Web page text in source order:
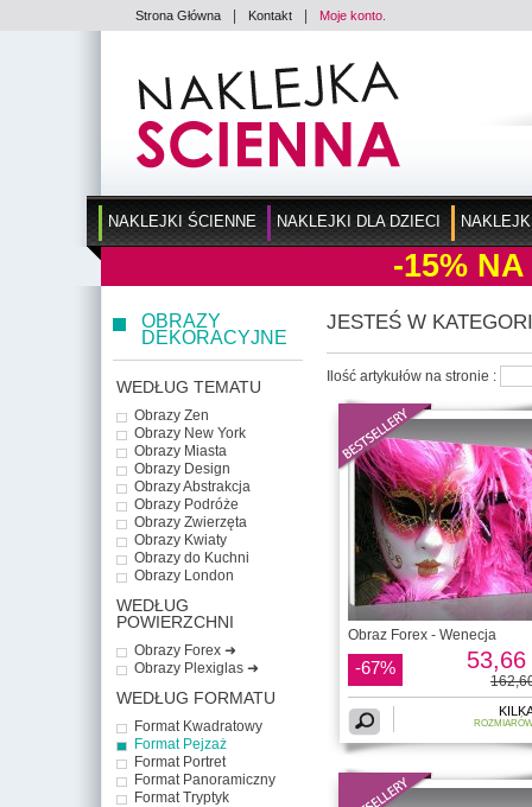
Strona Główna Kontakt Moje konto.
NAKLEJKI ŚCIENNE NAKLEJKI DLA DZIECI
-15% NA
OBRAZY
DEKORACYJNE
WEDŁUG TEMATU
Obrazy Zen
Obrazy New York
Obrazy Miasta
Obrazy Design
Obrazy Abstrakcja
Obrazy Podróże
Obrazy Zwierzęta
Obrazy Kwiaty
Obrazy do Kuchni
Obrazy London
WEDŁUG
POWIERZCHNI
Obrazy Forex ➜
Obrazy Plexiglas ➜
WEDŁUG FORMATU
Format Kwadratowy
Format Pejzaż
Format Portret
Format Panoramiczny
Format Tryptyk
JESTEŚ W
Ilość artykułów na stronie :
Obraz Forex - Wenecja
-67% 53,66